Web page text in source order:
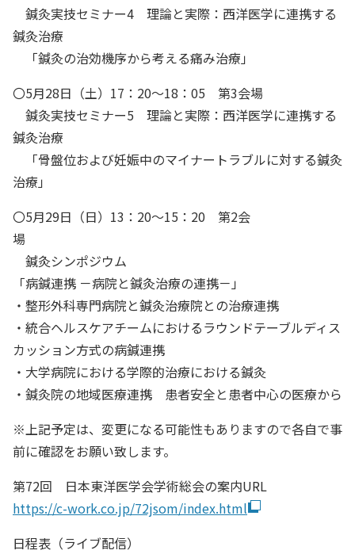
鍼灸実技セミナー4 理論と実際：西洋医学に連携する
鍼灸治療
「鍼灸の治効機序から考える痛み治療」
〇5月28日（土）17：20～18：05 第3会場
鍼灸実技セミナー5 理論と実際：西洋医学に連携する
鍼灸治療
「骨盤位および妊娠中のマイナートラブルに対する鍼灸
治療」
〇5月29日（日）13：20〜15：20 第2会
場
鍼灸シンポジウム
「病鍼連携 －病院と鍼灸治療の連携－」
・整形外科専門病院と鍼灸治療院との治療連携
・統合ヘルスケアチームにおけるラウンドテーブルディス
カッション方式の病鍼連携
・大学病院における学際的治療における鍼灸
・鍼灸院の地域医療連携 患者安全と患者中心の医療から
※上記予定は、変更になる可能性もありますので各自で事
前に確認をお願い致します。
第72回 日本東洋医学会学術総会の案内URL
https://c-work.co.jp/72jsom/index.html
日程表（ライブ配信）